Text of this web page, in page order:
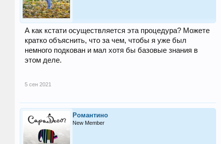
А как кстати осуществляется эта процедура? Можете
кратко объяснить, что за чем, чтобы я уже был
немного подкован и мал хотя бы базовые знания в
этом деле.
5 сен 2021
Романтино
New Member